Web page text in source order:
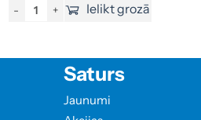
- + Ielikt grozā
Saturs
Jaunumi